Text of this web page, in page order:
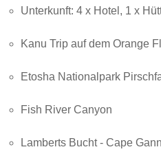
Unterkunft: 4 x Hotel, 1 x
Kanu Trip auf dem Orange
Etosha Nationalpark
Fish River Canyon
Lamberts Bucht - Cape